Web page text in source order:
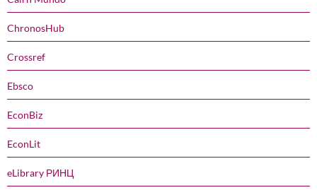
ChronosHub
Crossref
Ebsco
EconBiz
EconLit
eLibrary РИНЦ